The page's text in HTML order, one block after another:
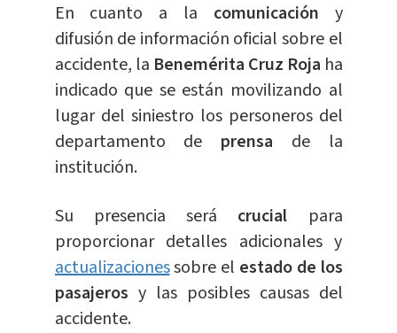
En cuanto a la comunicación y
difusión de información oficial sobre el
accidente, la Benemérita Cruz Roja ha
indicado que se están movilizando al
lugar del siniestro los personeros del
departamento de prensa de la
institución.
Su presencia será crucial para
proporcionar detalles adicionales y
actualizacionessobre el estado de los
pasajeros y las posibles causas del
accidente.